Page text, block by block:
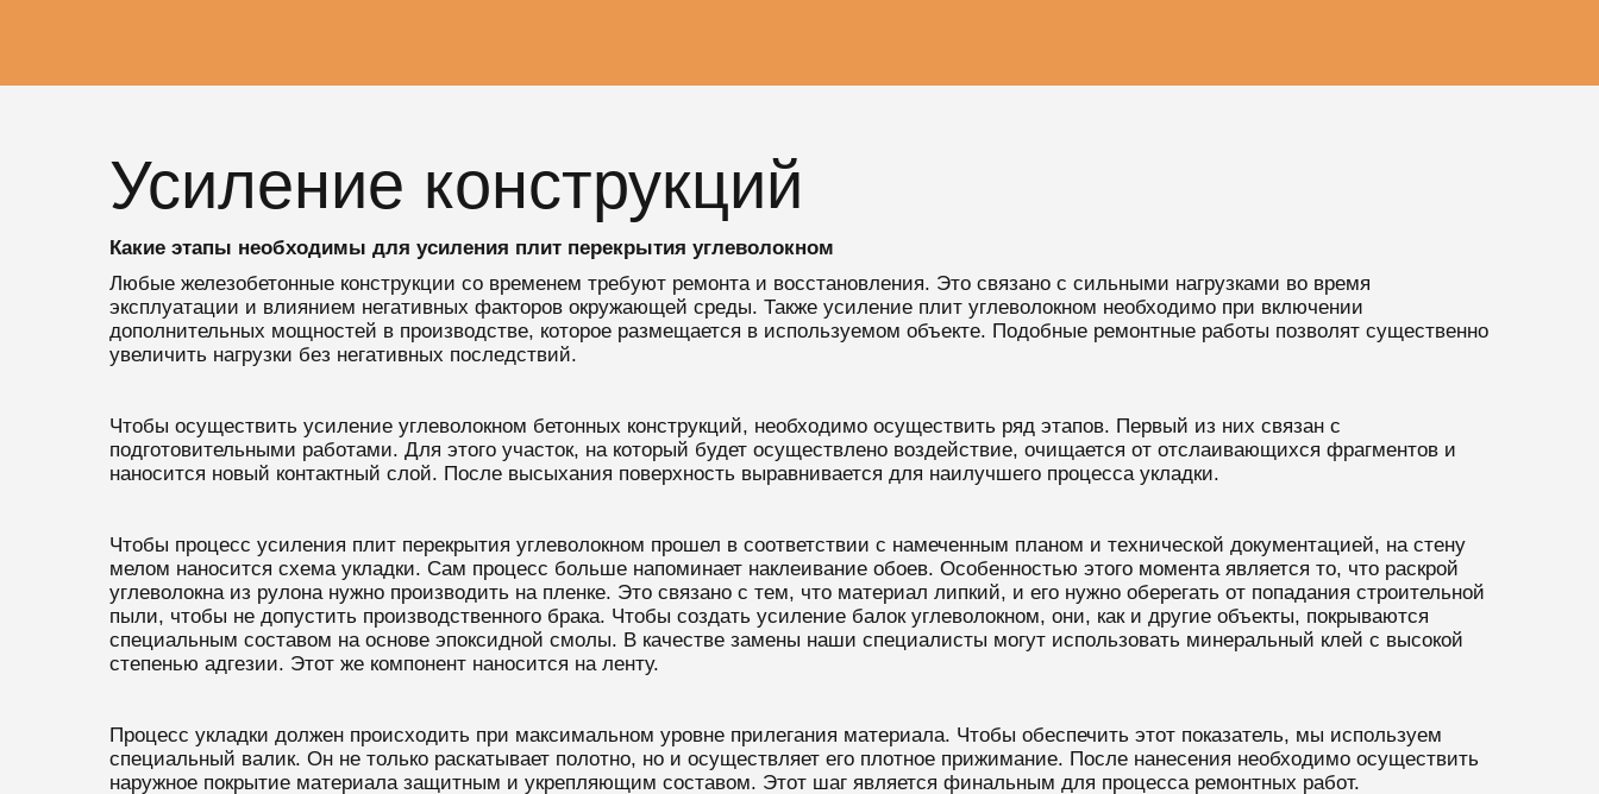
Усиление конструкций
Какие этапы необходимы для усиления плит перекрытия углеволокном
Любые железобетонные конструкции со временем требуют ремонта и восстановления. Это связано с сильными нагрузками во время
эксплуатации и влиянием негативных факторов окружающей среды. Также усиление плит углеволокном необходимо при включении
дополнительных мощностей в производстве, которое размещается в используемом объекте. Подобные ремонтные работы позволят существенно
увеличить нагрузки без негативных последствий.
Чтобы осуществить усиление углеволокном бетонных конструкций, необходимо осуществить ряд этапов. Первый из них связан с
подготовительными работами. Для этого участок, на который будет осуществлено воздействие, очищается от отслаивающихся фрагментов и
наносится новый контактный слой. После высыхания поверхность выравнивается для наилучшего процесса укладки.
Чтобы процесс усиления плит перекрытия углеволокном прошел в соответствии с намеченным планом и технической документацией, на стену
мелом наносится схема укладки. Сам процесс больше напоминает наклеивание обоев. Особенностью этого момента является то, что раскрой
углеволокна из рулона нужно производить на пленке. Это связано с тем, что материал липкий, и его нужно оберегать от попадания строительной
пыли, чтобы не допустить производственного брака. Чтобы создать усиление балок углеволокном, они, как и другие объекты, покрываются
специальным составом на основе эпоксидной смолы. В качестве замены наши специалисты могут использовать минеральный клей с высокой
степенью адгезии. Этот же компонент наносится на ленту.
Процесс укладки должен происходить при максимальном уровне прилегания материала. Чтобы обеспечить этот показатель, мы используем
специальный валик. Он не только раскатывает полотно, но и осуществляет его плотное прижимание. После нанесения необходимо осуществить
наружное покрытие материала защитным и укрепляющим составом. Этот шаг является финальным для процесса ремонтных работ.